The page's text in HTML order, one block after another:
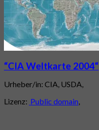
“CIA Weltkarte 2004“
Urheber/in: CIA, USDA,
Lizenz: Public domain,